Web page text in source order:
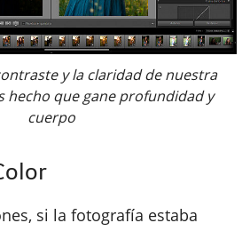
y la claridad de nuestra
hecho que gane profundidad y
cuerpo
si la fotografía estaba